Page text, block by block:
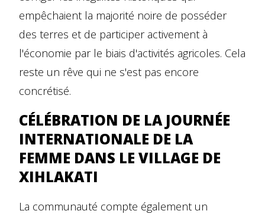
empêchaient la majorité noire de posséder
des terres et de participer activement à
l'économie par le biais d'activités agricoles. Cela
reste un rêve qui ne s'est pas encore
concrétisé.
CÉLÉBRATION DE LA JOURNÉE
INTERNATIONALE DE LA
FEMME DANS LE VILLAGE DE
XIHLAKATI
La communauté compte également un